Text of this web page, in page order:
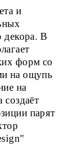
и
декора. В
форм со
на ощупь
на
создаёт
парят